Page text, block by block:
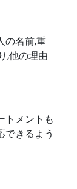
の名前,重
,他の理由
トメントも
できるよう